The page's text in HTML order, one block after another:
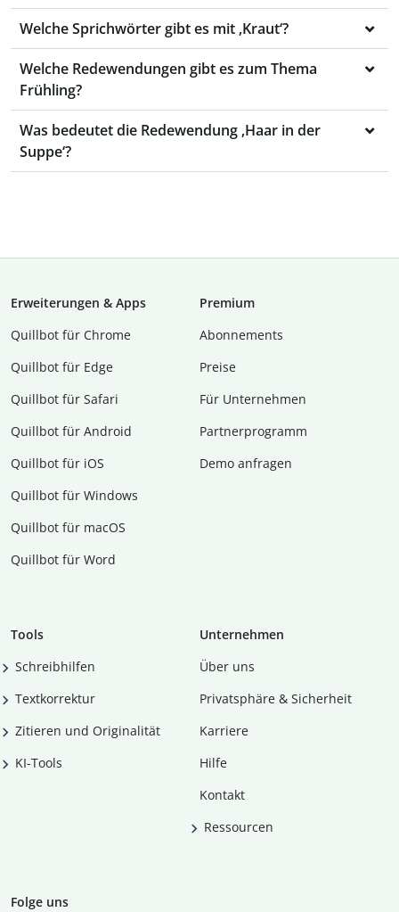
Welche Sprichwörter gibt es mit ‚Kraut‘?
Welche Redewendungen gibt es zum Thema
Frühling?
Was bedeutet die Redewendung ‚Haar in der
Suppe‘?
Erweiterungen & Apps
Quillbot für Chrome
Quillbot für Edge
Quillbot für Safari
Quillbot für Android
Quillbot für iOS
Quillbot für Windows
Quillbot für macOS
Quillbot für Word
Premium
Abon­ne­ments
Preise
Für Unternehmen
Partnerprogramm
Demo anfragen
Tools
Schreibhilfen
Textkorrektur
Zitieren und Originalität
KI-Tools
Unternehmen
Über uns
Privatsphäre & Sicherheit
Karriere
Hilfe
Kontakt
Ressourcen
Folge uns